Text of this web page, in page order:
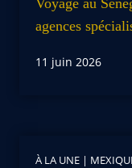
agences
11 juin 2026
À LA UNE |